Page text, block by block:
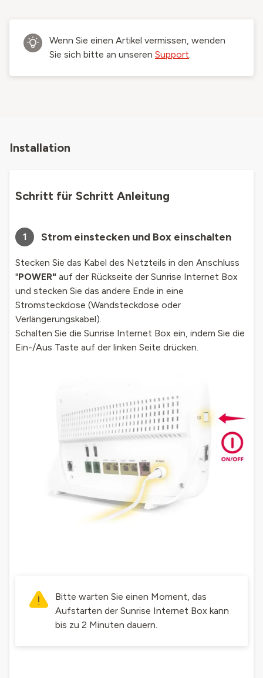
Wenn Sie einen Artikel vermissen, wenden
Sie sich bitte an unseren Support
Installation
Schritt für Schritt Anleitung
1 Strom einstecken und Box einschalten
Stecken Sie das Kabel des Netzteils in den Anschluss
"POWER" auf der Rückseite der Sunrise Internet Box
und stecken Sie das andere Ende in eine
Stromsteckdose (Wandsteckdose oder
Verlängerungskabel).
Schalten Sie die Sunrise Internet Box ein, indem Sie die
Ein-/Aus Taste auf der linken Seite drücken.
Bitte warten Sie einen Moment, das
Aufstarten der Sunrise Internet Box kann
bis zu 2 Minuten dauern.